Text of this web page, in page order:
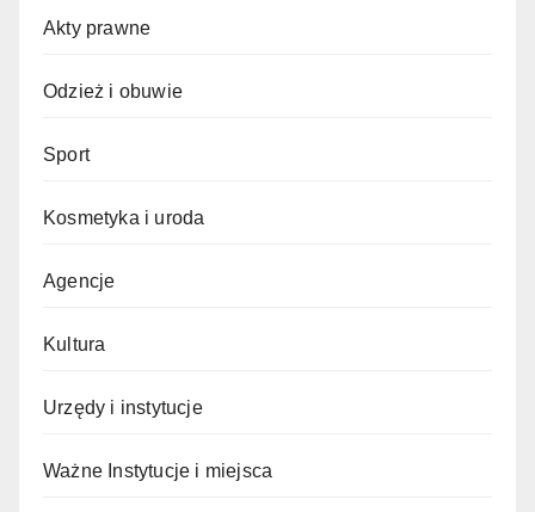
Akty prawne
Odzież i obuwie
Sport
Kosmetyka i uroda
Agencje
Kultura
Urzędy i instytucje
Ważne Instytucje i miejsca